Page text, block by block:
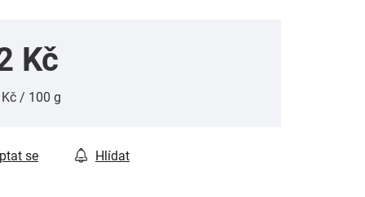
Kč
cena:
/ 100 g
se Hlídat